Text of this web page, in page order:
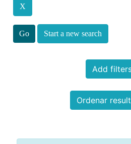
Start a new search
Add
Ordenar